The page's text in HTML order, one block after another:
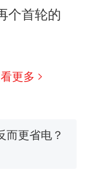
个首轮的
更多
刀的女孩，
家”改写了
搬到楼下
楼！女子傻
教师，笔
蛋糕”上热